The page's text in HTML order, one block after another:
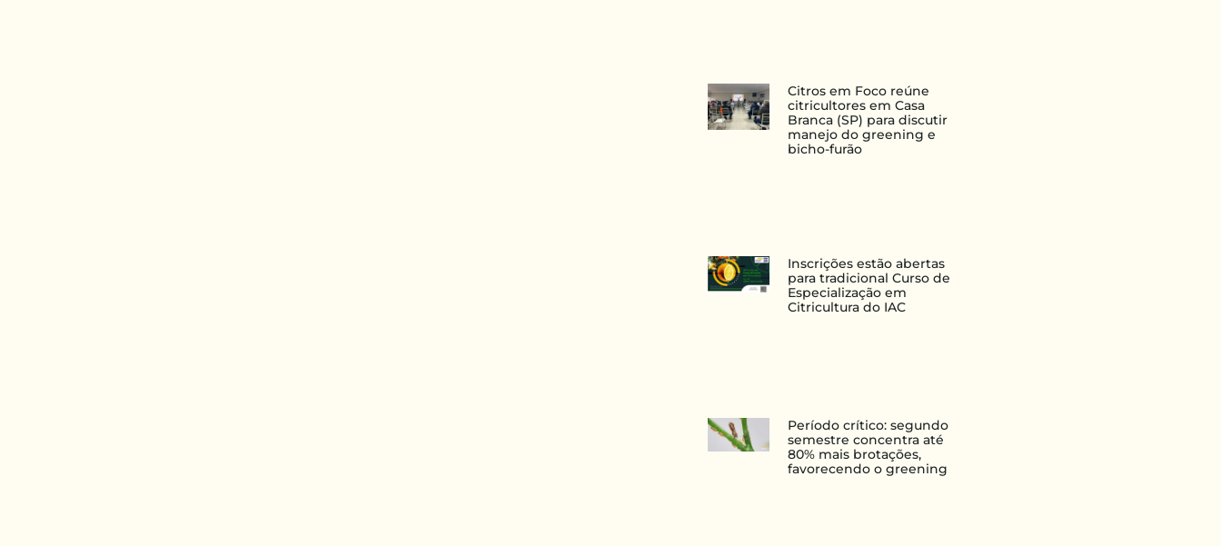
Citros em Foco reúne
citricultores em Casa
Branca (SP) para discutir
manejo do greening e
bicho-furão
Inscrições estão abertas
para tradicional Curso de
Especialização em
Citricultura do IAC
Período crítico: segundo
semestre concentra até
80% mais brotações,
favorecendo o greening